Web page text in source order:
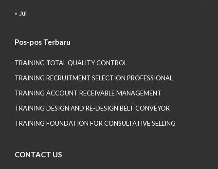
« Jul
Pos-pos Terbaru
TRAINING TOTAL QUALITY CONTROL
TRAINING RECRUITMENT SELECTION PROFESSIONAL
TRAINING ACCOUNT RECEIVABLE MANAGEMENT
TRAINING DESIGN AND RE-DESIGN BELT CONVEYOR
TRAINING FOUNDATION FOR CONSULTATIVE SELLING
CONTACT US